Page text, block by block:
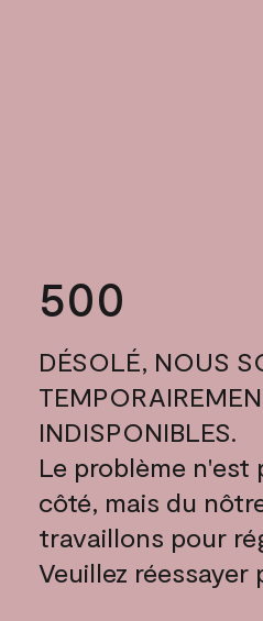
500
DÉSOLÉ, NOUS
INDISPONIBLES.
Le problème n'est
côté, mais du
travaillons pour
Veuillez réessayer